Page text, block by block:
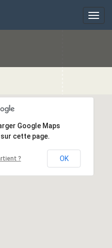
Toggle
Google Maps
cette page.
? OK
Google Maps
cette page.
? OK
Toggle